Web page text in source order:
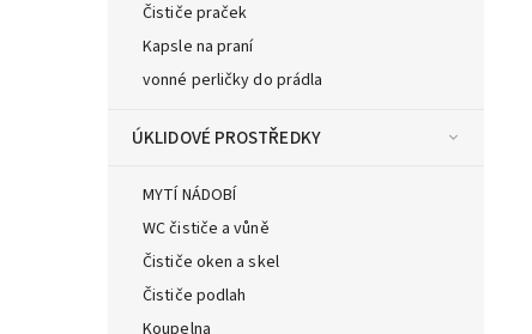
Čističe praček
Kapsle na praní
vonné perličky do prádla
ÚKLIDOVÉ PROSTŘEDKY
MYTÍ NÁDOBÍ
WC čističe a vůně
Čističe oken a skel
Čističe podlah